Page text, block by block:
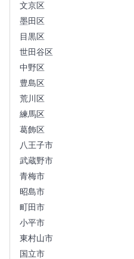
文京区
墨田区
目黒区
世田谷区
中野区
豊島区
荒川区
練馬区
葛飾区
八王子市
武蔵野市
青梅市
昭島市
町田市
小平市
東村山市
国立市